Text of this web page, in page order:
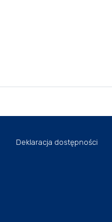
Deklaracja dostępności